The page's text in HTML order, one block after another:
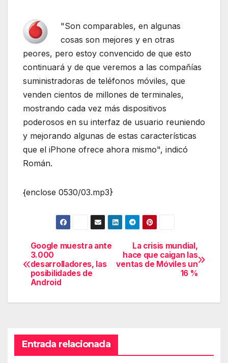
"Son comparables, en algunas
cosas son mejores y en otras
peores, pero estoy convencido de que esto
continuará y de que veremos a las compañías
suministradoras de teléfonos móviles, que
venden cientos de millones de terminales,
mostrando cada vez más dispositivos
poderosos en su interfaz de usuario reuniendo
y mejorando algunas de estas características
que el iPhone ofrece ahora mismo", indicó
Román.
{enclose 0530/03.mp3}
Navegación
de
La crisis mundial,
hace que caigan las
ventas de Móviles un
16 %
Google muestra ante
3.000
desarrolladores, las
posibilidades de
Android
Entrada relacionada